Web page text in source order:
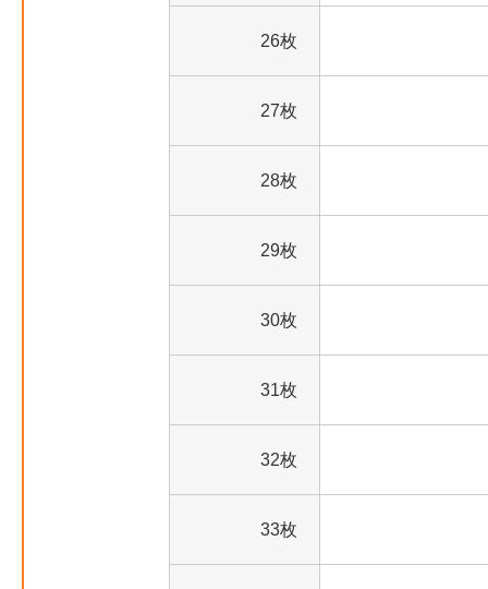
26枚
27枚
28枚
29枚
30枚
31枚
32枚
33枚